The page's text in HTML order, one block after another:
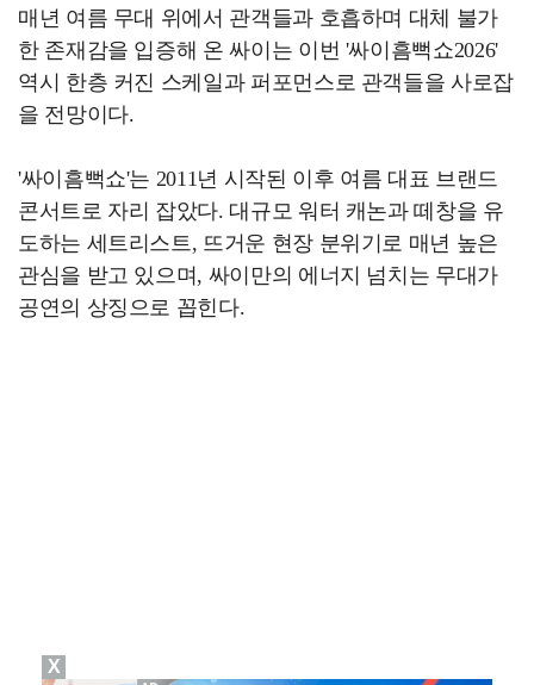
매년 여름 무대 위에서 관객들과 호흡하며 대체 불가
한 존재감을 입증해 온 싸이는 이번 '싸이흠뻑쇼2026'
역시 한층 커진 스케일과 퍼포먼스로 관객들을 사로잡
을 전망이다.
'싸이흠뻑쇼'는 2011년 시작된 이후 여름 대표 브랜드
콘서트로 자리 잡았다. 대규모 워터 캐논과 떼창을 유
도하는 세트리스트, 뜨거운 현장 분위기로 매년 높은
관심을 받고 있으며, 싸이만의 에너지 넘치는 무대가
공연의 상징으로 꼽힌다.
X